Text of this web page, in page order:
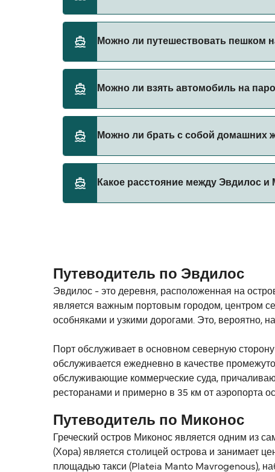
паромы.
Можно ли путешествовать пешком
Можно ли взять автомобиль на
Можно ли брать с собой домашних
правилами перевозки животных у
Какое расстояние между Эвдилос и
Путеводитель по Эвдилос
Эвдилос - это деревня, расположенная на
является важным портовым городом, центром
особняками и узкими дорогами. Это, вероятно,
Порт обслуживает в основном северную
обслуживается ежедневно в качестве
обслуживающие коммерческие суда,
ресторанами и примерно в 35 км от аэропорта
Путеводитель по Миконос
Греческий остров Миконос является одним из
(Хора) является столицей острова и занимает
площадью такси (Plateia Manto Mavrogenous),